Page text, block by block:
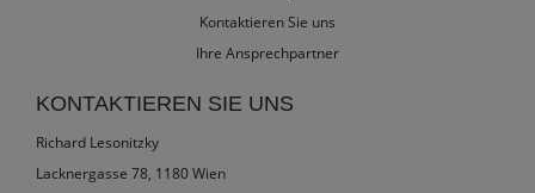
Kontaktieren Sie uns
Ihre Ansprechpartner
KONTAKTIEREN SIE UNS
Richard Lesonitzky
Lacknergasse 78, 1180 Wien